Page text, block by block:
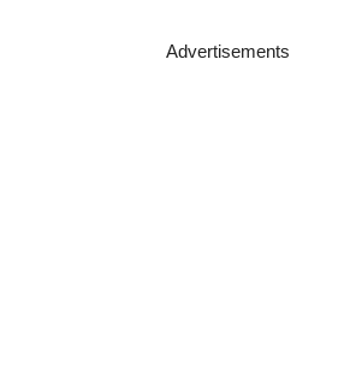
Advertisements